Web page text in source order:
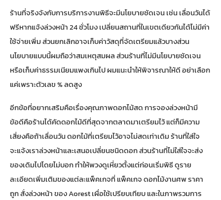
ร้านที่จริงจังกับการบริการงานพิธีจะมีนโยบายชัดเจน เช่น เลื่อนวันได้
ฟรีหากแจ้งล่วงหน้า 24 ชั่วโมง เปลี่ยนสถานที่ในเขตเดียวกันได้ไม่มีค่า
ใช้จ่ายเพิ่ม ส่วนยกเลิกอาจเก็บค่าวัสดุที่จัดเตรียมแล้วบางส่วน
นโยบายแบบนี้ผมถือว่าสมเหตุสมผล ส่วนร้านที่ไม่มีนโยบายชัดเจน
หรือเก็บค่าธรรมเนียมแพงเกินไป ผมแนะนำให้พิจารณาให้ดี อย่าเลือก
แค่เพราะตัวเลข % ลดสูง
อีกข้อที่อยากเสริมคือเรื่องคุณภาพดอกไม้สด การจองล่วงหน้ามี
ข้อดีคือร้านได้คัดดอกไม้ดีที่สุดจากตลาดมาเตรียมไว้ แต่ก็มีความ
เสี่ยงคือถ้าเลื่อนวัน ดอกไม้ที่เตรียมไว้อาจไม่สดเท่าเดิม ร้านที่ใส่ใจ
จะแจ้งเราล่วงหน้าและเสนอเปลี่ยนชนิดดอก ส่วนร้านที่ไม่ใส่ใจจะส่ง
ของเดิมไปโดยไม่บอก ทำให้พวงดูเหี่ยวตั้งแต่ก่อนเริ่มพิธี ดูราย
ละเอียดเพิ่มเติมของแต่ละแพ็คเกจที่แพ็คเกจ ดอกไม้งานศพ ราคา
ถูก สั่งล่วงหน้า ของ Aorestเผื่อใช้เปรียบเทียบ และในภาพรวมการ